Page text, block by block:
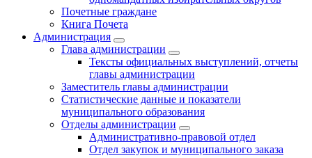
Почетные граждане
Книга Почета
Администрация
Глава администрации
Тексты официальных выступлений, отчеты
главы администрации
Заместитель главы администрации
Статистические данные и показатели
муниципального образования
Отделы администрации
Административно-правовой отдел
Отдел закупок и муниципального заказа